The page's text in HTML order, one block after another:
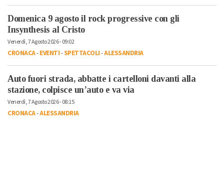
Domenica 9 agosto il rock progressive con gli
Insynthesis al Cristo
Venerdì, 7 Agosto 2026 - 09:02
CRONACA-EVENTI-SPETTACOLI-ALESSANDRIA
Auto fuori strada, abbatte i cartelloni davanti alla
stazione, colpisce un’auto e va via
Venerdì, 7 Agosto 2026 - 08:15
CRONACA-ALESSANDRIA